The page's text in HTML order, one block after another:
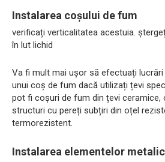
Instalarea coșului de fum
verificați verticalitatea acestuia.
în lut lichid
Va fi mult mai ușor să efectuați
unui coș de fum dacă utilizați țevi
pot fi coșuri de fum din țevi ceramice,
structuri cu pereți subțiri din oțel
termorezistent.
Instalarea elementelor